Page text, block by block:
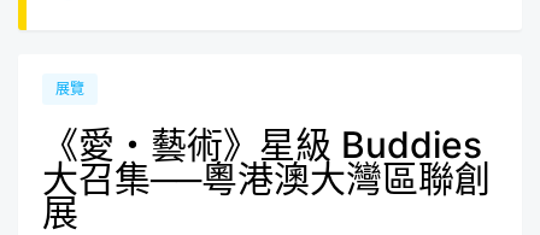
展覽
《愛・藝術》星級 Buddies
大召集──粵港澳大灣區聯創
展